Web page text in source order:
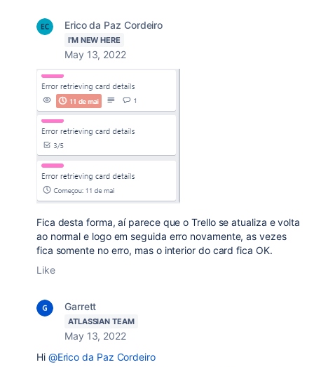
Erico da Paz Cordeiro
I'M NEW HERE
May 13, 2022
Fica desta forma, aí parece que o Trello se atualiza e volta
ao normal e logo em seguida erro novamente, as vezes
fica somente no erro, mas o interior do card fica OK.
Like
Garrett
ATLASSIAN TEAM
May 13, 2022
Hi @Erico da Paz Cordeiro